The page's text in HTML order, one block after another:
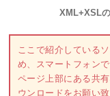
XML+XSL
ここで紹介している
め、スマートフォン
ページ上部にある共
ウンロードをお願い致